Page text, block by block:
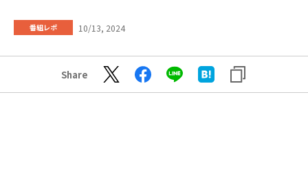
番組レポ 10/13, 2024
Share